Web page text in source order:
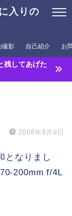
入りの
撮影 自己紹介 お
残してあげた
2008年9月9日
となりまし
200mm f/4L